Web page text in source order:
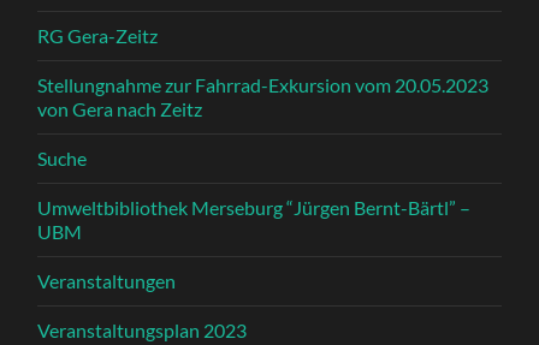
RG Gera-Zeitz
Stellungnahme zur Fahrrad-Exkursion vom 20.05.2023
von Gera nach Zeitz
Suche
Umweltbibliothek Merseburg “Jürgen Bernt-Bärtl” –
UBM
Veranstaltungen
Veranstaltungsplan 2023